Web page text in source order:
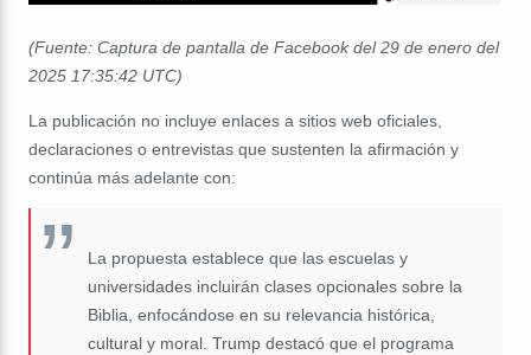
(Fuente: Captura de pantalla de Facebook del 29 de enero del
2025 17:35:42 UTC)
La publicación no incluye enlaces a sitios web oficiales,
declaraciones o entrevistas que sustenten la afirmación y
continúa más adelante con:
La propuesta establece que las escuelas y
universidades incluirán clases opcionales sobre la
Biblia, enfocándose en su relevancia histórica,
cultural y moral. Trump destacó que el programa